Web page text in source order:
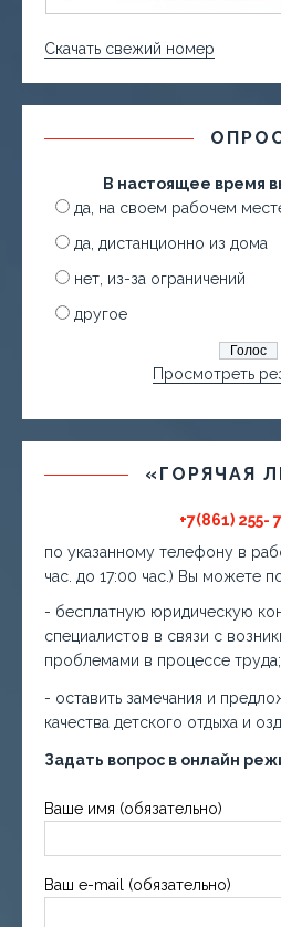
Скачать свежий номер
В настоящее время
да, на своем рабочем
да, дистанционно из дома
нет, из-за ограничений
другое
Просмотреть
«ГОРЯЧАЯ
+7(861) 255-
по указанному телефону в
час. до 17:00 час.) Вы можете
- бесплатную юридическую
специалистов в связи с
проблемами в процессе труда;
- оставить замечания и
качества детского отдыха и
Задать вопрос в онлайн
Ваше имя (обязательно)
Ваш e-mail (обязательно)